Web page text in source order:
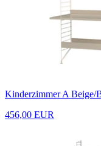
Kinderzimmer A Beige/
456,00 EUR